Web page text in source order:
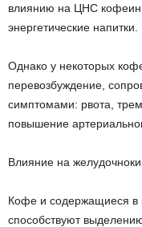
влиянию на ЦНС кофеин
энергетические напитки.
Однако у некоторых
перевозбуждение,
симптомами: рвота,
повышение
Влияние на
Кофе и содержащиеся в
способствуют